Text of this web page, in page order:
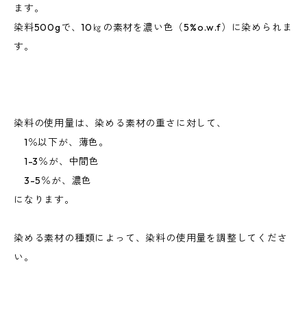
ます。
染料500gで、10㎏の素材を濃い色（5%o.w.f）に染められま
す。
染料の使用量は、染める素材の重さに対して、
1％以下が、薄色。
1-3％が、中間色
3-5％が、濃色
になります。
染める素材の種類によって、染料の使用量を調整してくださ
い。